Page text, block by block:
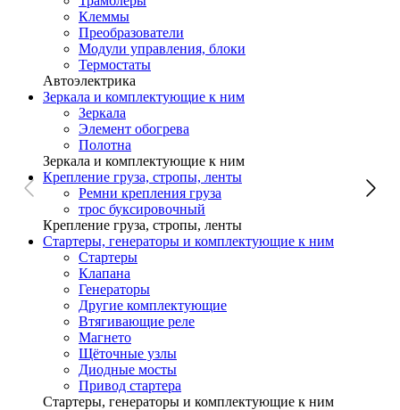
Клеммы
Преобразователи
Модули управления, блоки
Термостаты
Автоэлектрика
Зеркала и комплектующие к ним
Зеркала
Элемент обогрева
Полотна
Зеркала и комплектующие к ним
Крепление груза, стропы, ленты
Ремни крепления груза
трос буксировочный
Крепление груза, стропы, ленты
Стартеры, генераторы и комплектующие к ним
Стартеры
Клапана
Генераторы
Другие комплектующие
Втягивающие реле
Магнето
Щёточные узлы
Диодные мосты
Привод стартера
Стартеры, генераторы и комплектующие к ним